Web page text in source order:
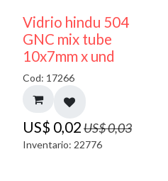
40% DESCUENTO
Vidrio hindu 504
GNC mix tube
10x7mm x und
Cod: 17266
US$ 0,02US$0,03
Inventario: 22776